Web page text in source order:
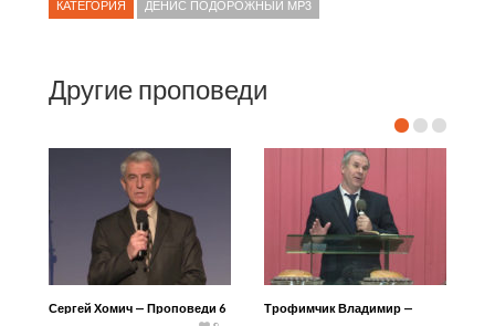
КАТЕГОРИЯ ДЕНИС ПОДОРОЖНЫЙ MP3
Другие проповеди
Сергей Хомич — Проповеди 6
Трофимчик Владимир —